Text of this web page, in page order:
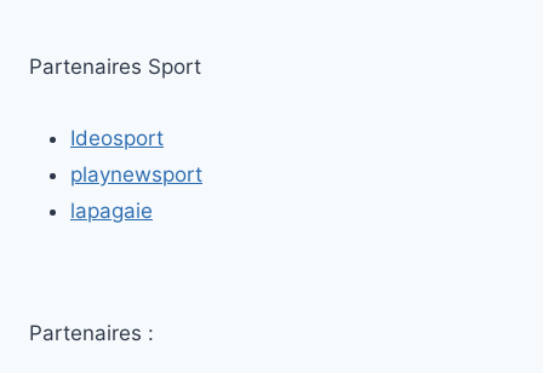
Partenaires Sport
Ideosport
playnewsport
lapagaie
Partenaires :